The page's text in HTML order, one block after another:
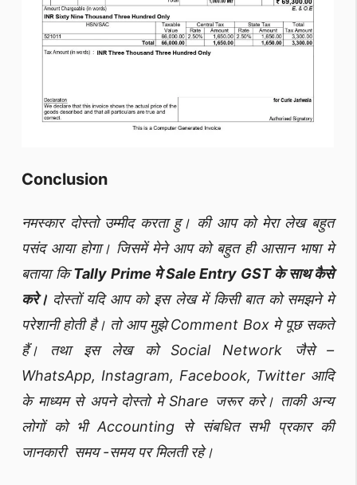
Conclusion
नमस्कार दोस्तो उम्मीद करता हु। की आप को मेरा लेख बहुत
पसंद आया होगा। जिसमें मेने आप को बहुत ही आसान भाषा मे
बताया किTally Prime मे Sale Entry GST के साथ कैसे
करे। दोस्तों यदि आप को इस लेख में किसी बात को समझने मे
परेशानी होती है। तो आप मुझे Comment Box मे पूछ सकते
हैं। तथा इस लेख को Social Network जैसे –
WhatsApp, Instagram, Facebook, Twitter आदि
के माध्यम से अपने दोस्तो मे Share जरूर करे। ताकी अन्य
लोगों को भी Accounting से संबधित सभी प्रकार की
जानकारी समय -समय पर मिलती रहे।